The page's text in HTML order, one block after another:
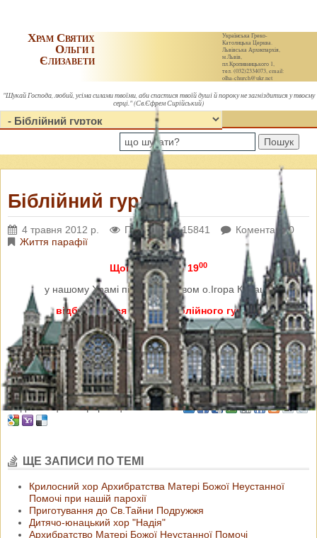
Українська Греко-
Католицька Церква.
Львівська Архиєпархія,
м.Львів,
пл.Кропивницького 1,
тел. (032)2334073, email:
olha-church@ukr.net
Храм Святих
Ольги і
Єлизавети
"Шукай Господа, любий, усіма силами твоїми, аби спастися твоїй душі й пороку не загніздитися у твоєму
серці." (Св.Єфрем Сирійський)
Пошук
Біблійний гурток
4 травня 2012 р. Переглядів: 15841
Коментарі: 0
Життя парафії
Щопонеділка о 1900
у нашому Храмі під керівництвом о.Ігора Калаша
відбуваються заняття біблійного гуртка.
На заняттях читаємо Святе письмо,
роздумуємо над Божим словом, дискутуємо, молимося,
спілкуємося.
Приєднуйся до нас!
Поділись цією інформацією з іншими
ЩЕ ЗАПИСИ ПО ТЕМІ
Крилосний хор Архибратства Матері Божої Неустанної
Помочі при нашій парохії
Приготування до Св.Тайни Подружжя
Дитячо-юнацький хор "Надія"
Архибратство Матері Божої Неустанної Помочі